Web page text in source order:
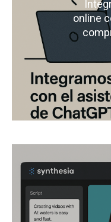
online